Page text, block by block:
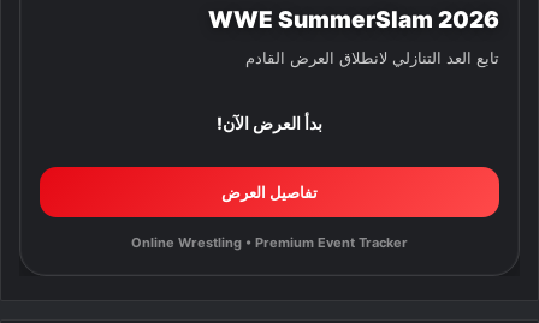
WWE SummerSlam 2026
تابع العد التنازلي لانطلاق العرض القادم
بدأ العرض الآن!
تفاصيل العرض
Online Wrestling • Premium Event Tracker